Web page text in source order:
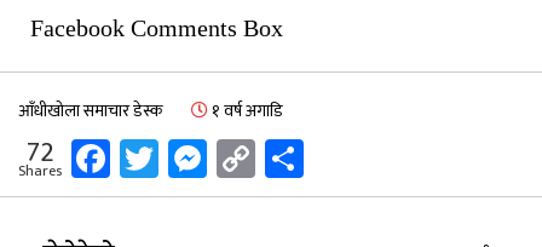
Facebook Comments Box
आँधीखोला समाचार डेस्क १ वर्ष अगाडि
72
Shares Facebook
Twitter
Messenger
Copy
Link